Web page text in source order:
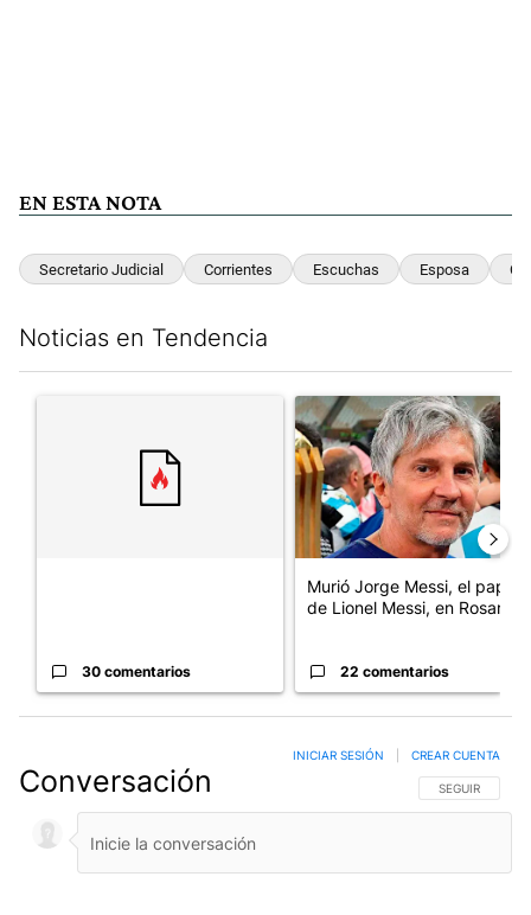
EN ESTA NOTA
Secretario Judicial Corrientes Escuchas Esposa
Noticias en Tendencia
Un artículo de tendencia con el título "" con 30 comentarios.
30 comentarios
Un artículo de tendencia con
Murió Jorge Messi, el papá
de Lionel Messi, en Rosario
22 comentarios
Conversación SIGA ESTA
SEGUIR
INICIAR SESIÓN CREAR CUENTA